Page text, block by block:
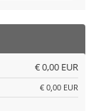
€ 0,00 EUR
€ 0,00 EUR